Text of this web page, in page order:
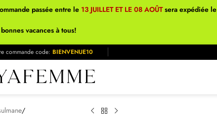
passée entre le 13 JUILLET ET LE 08 AOÛTsera expédiée le
vacances à tous!
commande code: BIENVENUE10
/